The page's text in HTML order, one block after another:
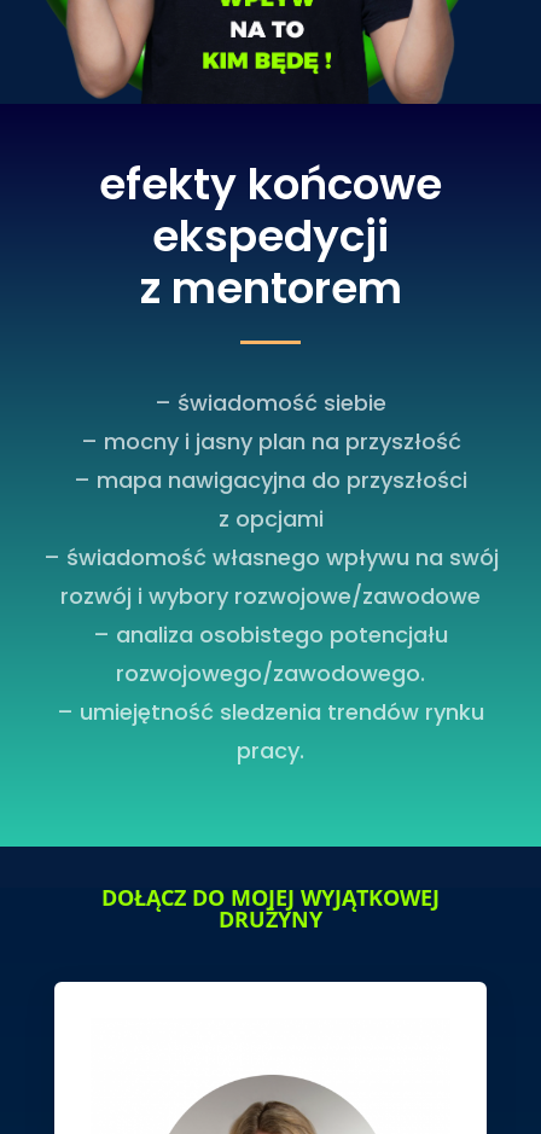
efekty końcowe
ekspedycji
z mentorem
– świadomość siebie
– mocny i jasny plan na przyszłość
– mapa nawigacyjna do przyszłości
z opcjami
– świadomość własnego wpływu na swój
rozwój i wybory rozwojowe/zawodowe
– analiza osobistego potencjału
rozwojowego/zawodowego.
– umiejętność sledzenia trendów rynku
pracy.
DOŁĄCZ DO MOJEJ WYJĄTKOWEJ
DRUŻYNY